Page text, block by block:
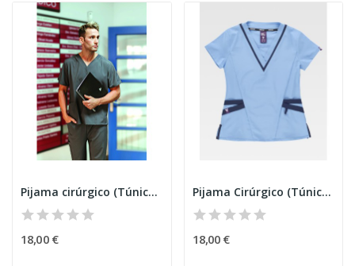
Pijama cirúrgico (Túnica) 6850
18,00 €
Pijama Cirúrgico (Túnica) Senhora B52
18,00 €